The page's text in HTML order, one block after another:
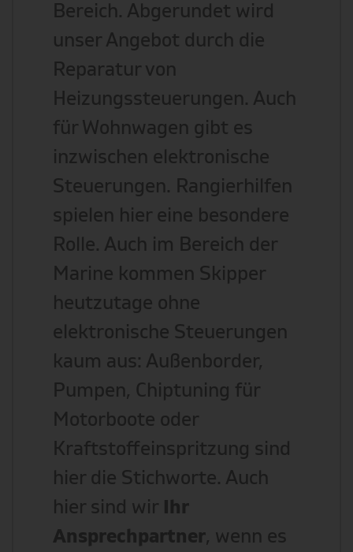
Bereich. Abgerundet wird
unser Angebot durch die
Reparatur von
Heizungssteuerungen. Auch
für Wohnwagen gibt es
inzwischen elektronische
Steuerungen. Rangierhilfen
spielen hier eine besondere
Rolle. Auch im Bereich der
Marine kommen Skipper
heutzutage ohne
elektronische Steuerungen
kaum aus: Außenborder,
Pumpen, Chiptuning für
Motorboote oder
Kraftstoffeinspritzung sind
hier die Stichworte. Auch
hier sind wir Ihr
Ansprechpartner, wenn es